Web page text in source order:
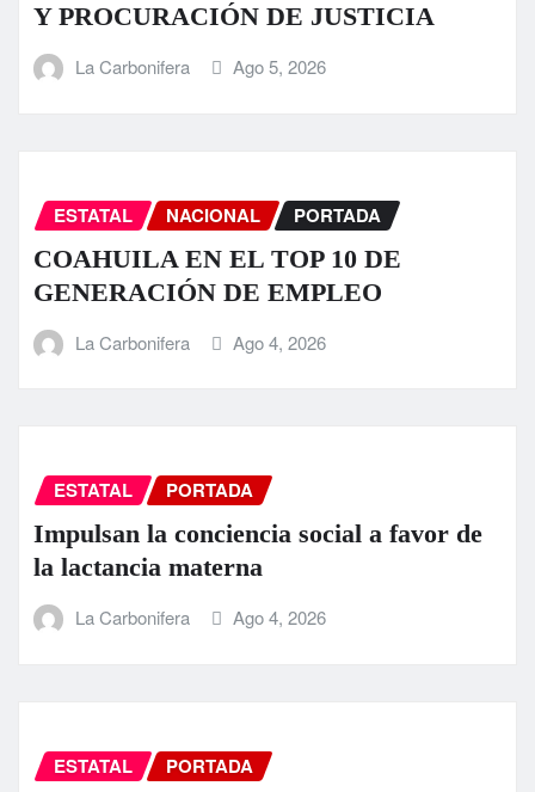
Y PROCURACIÓN DE JUSTICIA
La Carbonifera Ago 5, 2026
ESTATAL NACIONAL PORTADA
COAHUILA EN EL TOP 10 DE
GENERACIÓN DE EMPLEO
La Carbonifera Ago 4, 2026
ESTATAL PORTADA
Impulsan la conciencia social a favor de
la lactancia materna
La Carbonifera Ago 4, 2026
ESTATAL PORTADA